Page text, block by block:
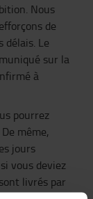
Nous
de
délais. Le
sur la
à
pourrez
même,
jours
vous deviez
livrés par